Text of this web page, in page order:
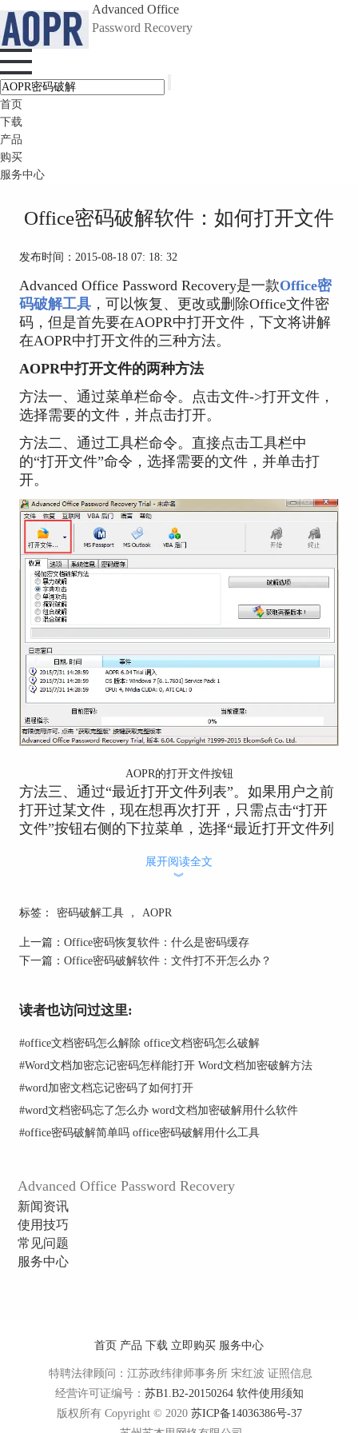
Advanced Office
Password Recovery
首页
下载
产品
购买
服务中心
Office密码破解软件：如何打开文件
发布时间：2015-08-18 07: 18: 32
Advanced Office Password Recovery是一款Office密
码破解工具，可以恢复、更改或删除Office文件密
码，但是首先要在AOPR中打开文件，下文将讲解
在AOPR中打开文件的三种方法。
AOPR中打开文件的两种方法
方法一、通过菜单栏命令。点击文件->打开文件，
选择需要的文件，并点击打开。
方法二、通过工具栏命令。直接点击工具栏中
的“打开文件”命令，选择需要的文件，并单击打
开。
AOPR的打开文件按钮
方法三、通过“最近打开文件列表”。如果用户之前
打开过某文件，现在想再次打开，只需点击“打开
文件”按钮右侧的下拉菜单，选择“最近打开文件列
Advanced Office Password Recovery打开文件的三种
的第一步，点击Office密码破解工具
展开阅读全文
︾
标签： 密码破解工具 ， AOPR
上一篇： Office密码恢复软件：什么是密码缓存
下一篇： Office密码破解软件：文件打不开怎么办？
读者也访问过这里:
#office文档密码怎么解除 office文档密码怎么破解
#Word文档加密忘记密码怎样能打开 Word文档加密破解方法
#word加密文档忘记密码了如何打开
#word文档密码忘了怎么办 word文档加密破解用什么软件
#office密码破解简单吗 office密码破解用什么工具
Advanced Office Password Recovery
新闻资讯
使用技巧
常见问题
服务中心
首页 产品 下载 立即购买 服务中心
特聘法律顾问：江苏政纬律师事务所 宋红波 证照信息
经营许可证编号： 苏B1.B2-20150264 软件使用须知
版权所有 Copyright © 2020 苏ICP备14036386号-37